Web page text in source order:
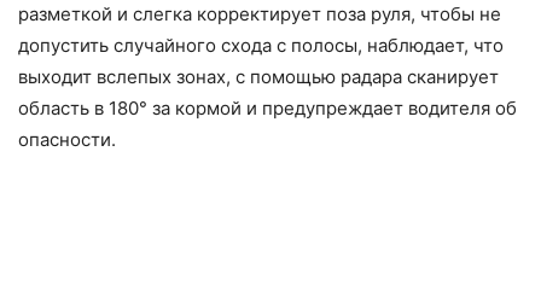
разметкой и слегка корректирует поза руля, чтобы не
допустить случайного схода с полосы, наблюдает, что
выходит вслепых зонах, с помощью радара сканирует
область в 180° за кормой и предупреждает водителя об
опасности.